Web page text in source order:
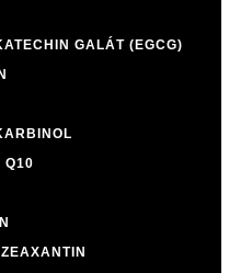
GALÁT (EGCG)
Q10